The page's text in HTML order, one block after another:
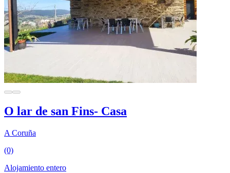
O lar de san Fins- Casa
A Coruña
(0)
Alojamiento entero